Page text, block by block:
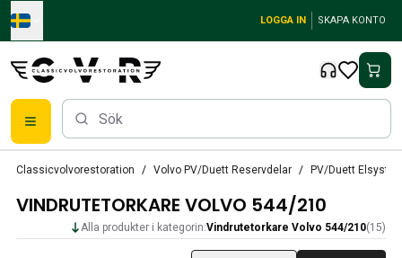
Skip to main content
LOGGA IN SKAPA KONTO
Tändsystem
Bränslefilter
Classicvolvorestoration Volvo PV/Duett Reservdelar PV/Duett
VINDRUTETORKARE VOLVO 544/210
Alla produkter i kategorin:Vindrutetorkare Volvo 544/210(15)